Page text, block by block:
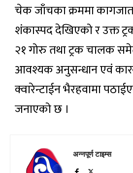
चेक जाँचका क्रममा
शंकास्पद देखिएको र उक्त
२१ गोरु तथा ट्रक चालक
आवश्यक अनुसन्धान एवं
क्वारेन्टाईन भैरहवामा
जनाएको छ ।
अन्नपूर्ण टाइम्स